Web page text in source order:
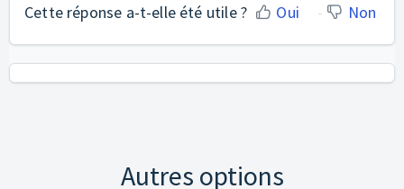
Cette réponse a-t-elle été utile ? Oui Non
Autres options